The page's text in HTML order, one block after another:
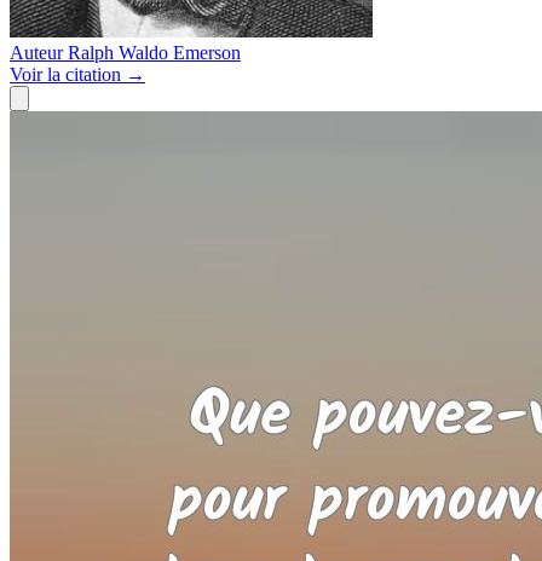
Auteur Ralph Waldo Emerson
Voirla citation →